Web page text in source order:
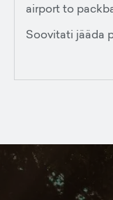
airport to
Soovitati jääda